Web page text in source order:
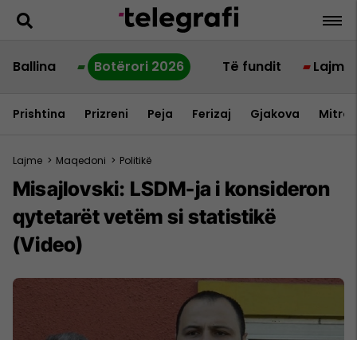
Ballina Botërori 2026 Të fundit Lajme
Prishtina Prizreni Peja Ferizaj Gjakova
Lajme > Maqedoni > Politikë
Misajlovski: LSDM-ja i konsideron
qytetarët vetëm si statistikë
(Video)